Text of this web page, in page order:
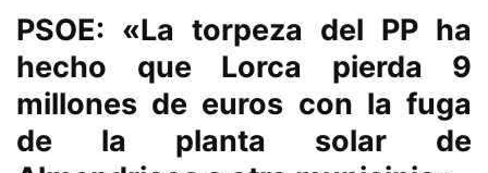
PSOE: «La torpeza del PP ha
hecho que Lorca pierda 9
millones de euros con la fuga
de la planta solar de